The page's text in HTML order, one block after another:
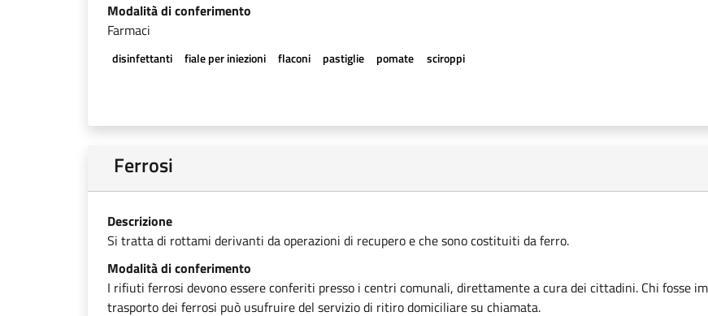
Modalità di conferimento
Farmaci
disinfettanti fiale per iniezioni flaconi pastiglie pomate sciroppi
Ferrosi
Descrizione
Si tratta di rottami derivanti da operazioni di recupero e che sono costituiti da ferro.
Modalità di conferimento
I rifiuti ferrosi devono essere conferiti presso i centri comunali, direttamente a cura dei cittadini. Chi fosse
trasporto dei ferrosi può usufruire del servizio di ritiro domiciliare su chiamata.